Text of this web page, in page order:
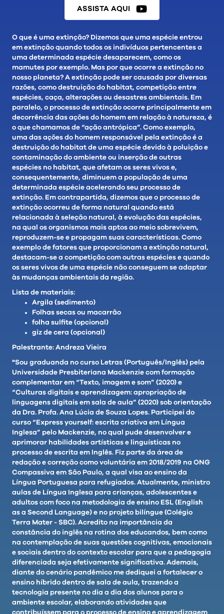
ASSISTA AQUI
O que é uma extinção? Dizemos que uma espécie entrou
em extinção quando todos os indivíduos pertencentes a
uma determinada espécie desaparecem, como os
mamutes por exemplo. Mas por que ocorre a extinção no
nosso planeta? A extinção pode ser causada por diversas
razões, como destruição do habitat, competição entre
espécies, caça, alterações ou desastres ambientais. Em
paralelo, o processo de extinção ocorre principalmente em
decorrência das ações do homem em relação à natureza, é
o que chamamos de “ação antrópica”. Como exemplo,
uma das ações do homem responsável pela extinção é a
destruição do habitat de uma espécie devido à poluição e
contaminação do ambiente ou inserção de outras
espécies no habitat, que afetam os seres vivos e,
consequentemente, diminuem a população de uma
determinada espécie acelerando seu processo de
extinção. Em contrapartida, dizemos que o processo de
extinção ocorreu de forma natural quando está
relacionada à seleção natural, à evolução das espécies,
na qual os organismos mais aptos ao meio sobrevivem,
reproduzem-se e propagam suas características. Como
exemplo de fatores que proporcionam a extinção natural,
destacam-se a competição com outras espécies e quando
os seres vivos de uma espécie não conseguem se adaptar
às mudanças ambientais da região.
Lista de materiais:
Argila (sedimento)
Folhas secas ou macarrão
folha sulfite (opcional)
giz de cera (opcional)
Palestrante: Andreza Vieira
"Sou graduanda no curso Letras (Português/Inglês) pela
Universidade Presbiteriana Mackenzie com formação
complementar em “Texto, imagem e som” (2020) e
“Culturas digitais e aprendizagem: apropriação de
linguagens digitais em sala de aula” (2020) sob orientação
da Dra. Profa. Ana Lúcia de Souza Lopes. Participei do
curso “Express yourself: escrita criativa em Língua
Inglesa” pelo Mackenzie, no qual pude desenvolver e
aprimorar habilidades artísticas e linguísticas no
processo de escrita em Inglês. Fiz parte da área de
redação e correção como voluntária em 2018/2019 na ONG
Compassiva em São Paulo, a qual visa ao ensino da
Língua Portuguesa para refugiados. Atualmente, ministro
aulas de Língua Inglesa para crianças, adolescentes e
adultos com foco na metodologia de ensino ESL (English
as a Second Language) e no projeto bilíngue (Colégio
Terra Mater - SBC). Acredito na importância da
constância do inglês na rotina dos educandos, bem como
na contemplação de suas questões cognitivas, emocionais
e sociais dentro do contexto escolar para que a pedagogia
diferenciada seja efetivamente significativa. Ademais,
diante do cenário pandêmico me dediquei a fortalecer o
ensino híbrido dentro de sala de aula, trazendo a
tecnologia presente no dia a dia dos alunos para o
ambiente escolar, elaborando atividades que
contribuíssem para o processo de ensino e aprendizagem